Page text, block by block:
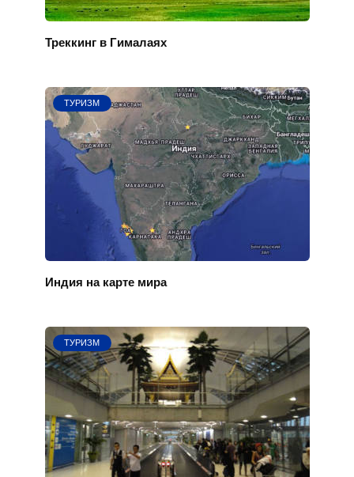
Треккинг в Гималаях
ТУРИЗМ
Индия на карте мира
ТУРИЗМ